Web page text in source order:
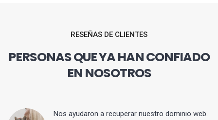
RESEÑAS DE CLIENTES
PERSONAS QUE YA HAN CONFIADO
EN NOSOTROS
Nos ayudaron a recuperar nuestro dominio web.